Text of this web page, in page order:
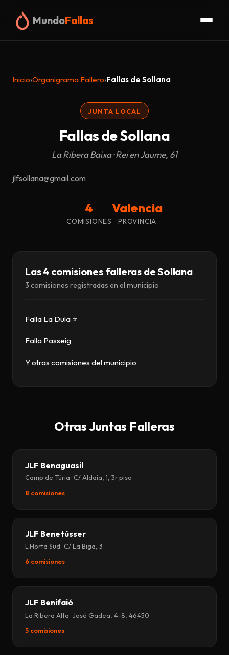
MundoFallas
Fallas
Organigrama
Blog
Inicio›Organigrama Fallero›Fallas de Sollana
JUNTA LOCAL
Fallas de Sollana
La Ribera Baixa · Rei en Jaume, 61
jlfsollana@gmail.com
4
COMISIONES
Valencia
PROVINCIA
Las 4 comisiones falleras de Sollana
3 comisiones registradas en el municipio
Falla La Dula ⭐
Falla Passeig
Y otras comisiones del municipio
Otras Juntas Falleras
JLF Benaguasil
Camp de Túria · C/ Aldaia, 1, 3r piso
8 comisiones
JLF Benetússer
L'Horta Sud · C/ La Biga, 3
6 comisiones
JLF Benifaió
La Ribera Alta · José Gadea, 4-8, 46450
5 comisiones